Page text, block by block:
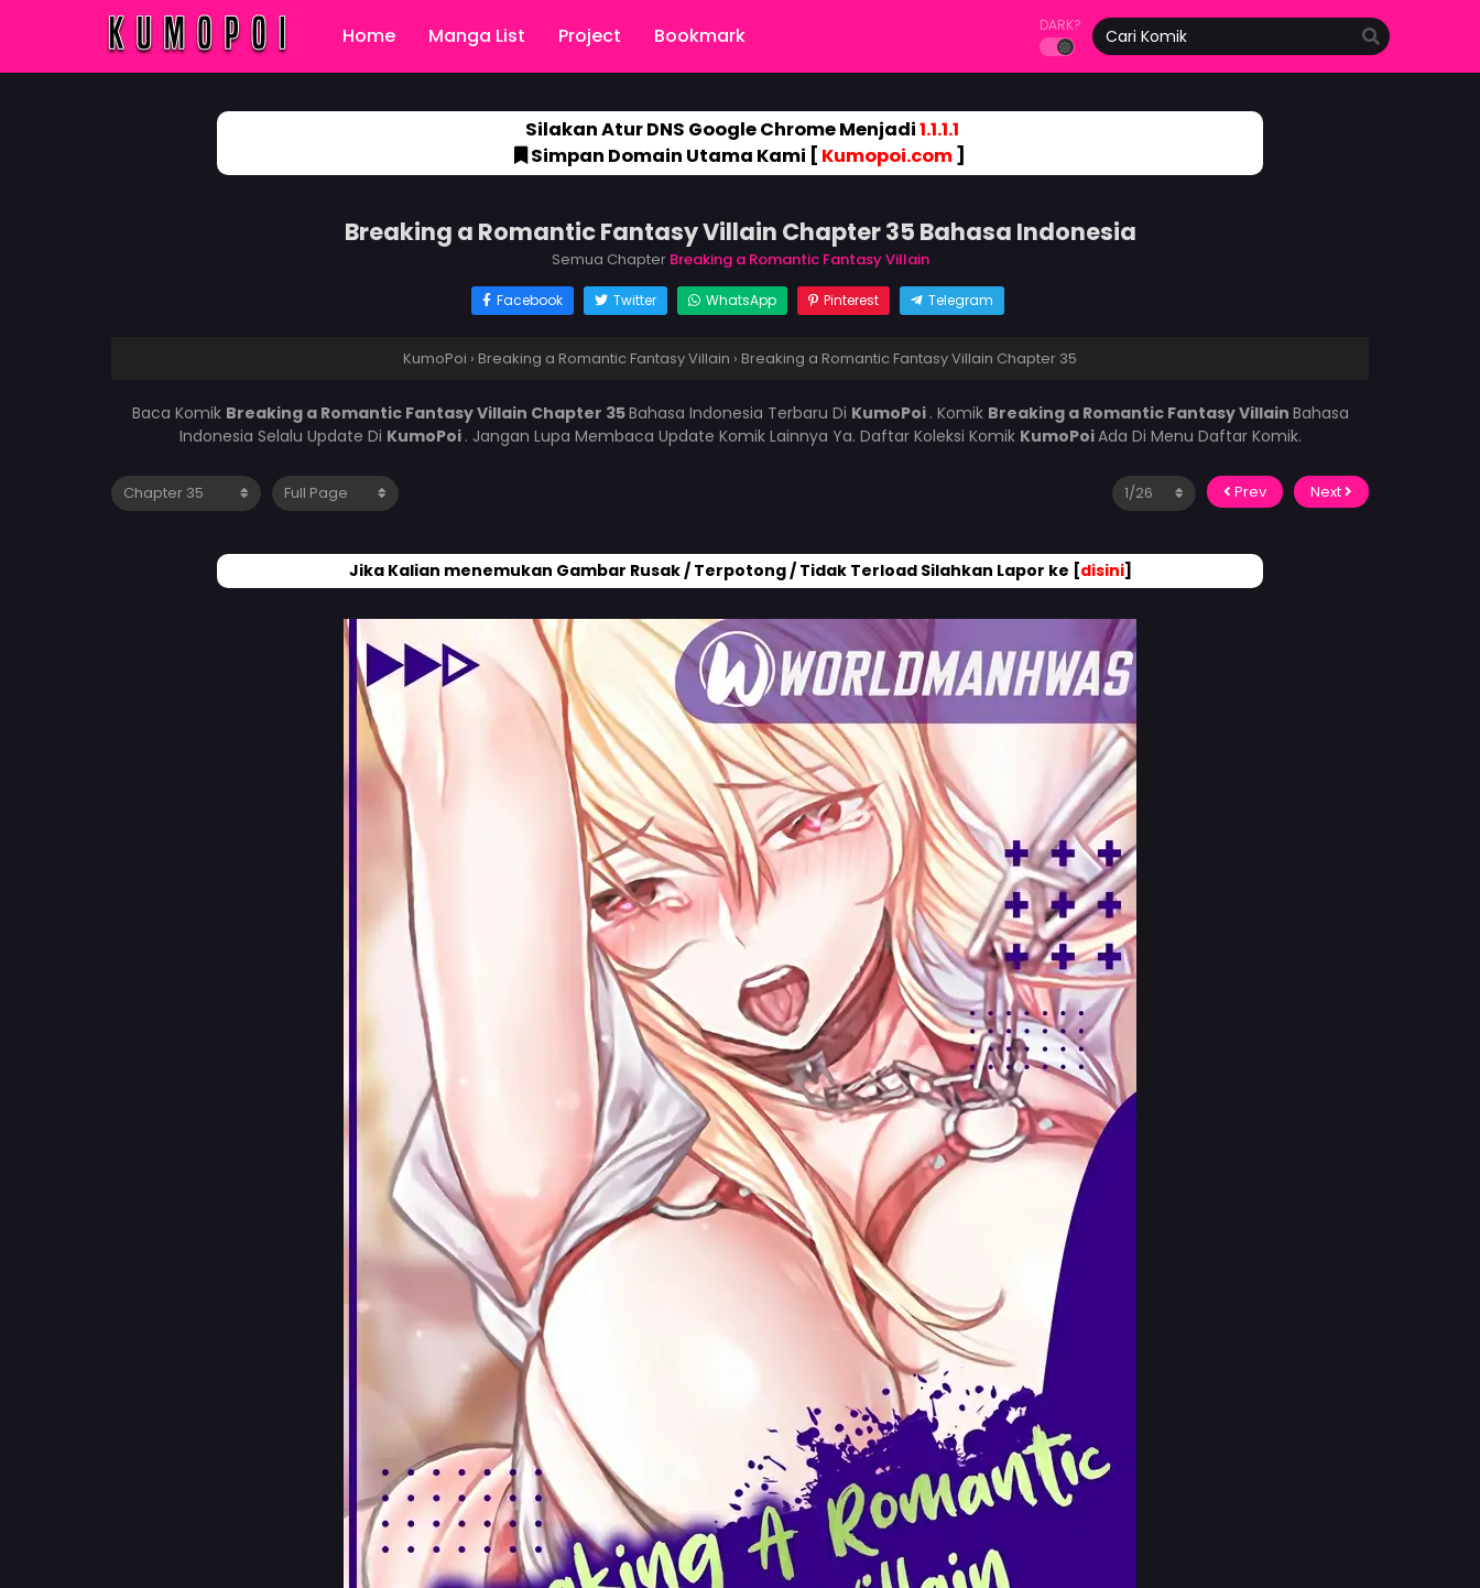
Home Manga List Project Bookmark DARK?
Silakan Atur DNS Google Chrome Menjadi1.1.1.1
Simpan Domain Utama Kami [ Kumopoi.com]
Breaking a Romantic Fantasy Villain Chapter 35 Bahasa Indonesia
Semua Chapter Breaking a Romantic Fantasy Villain
Facebook Twitter WhatsApp Pinterest Telegram
KumoPoi › Breaking a Romantic Fantasy Villain › Breaking a Romantic Fantasy Villain Chapter 35
Baca Komik Breaking a Romantic Fantasy Villain Chapter 35Bahasa Indonesia Terbaru Di KumoPoi . Komik Breaking a Romantic Fantasy Villain Bahasa
Indonesia Selalu Update Di KumoPoi . Jangan Lupa Membaca Update Komik Lainnya Ya. Daftar Koleksi Komik KumoPoiAda Di Menu Daftar Komik.
Prev Next
Jika Kalian menemukan Gambar Rusak / Terpotong / Tidak Terload Silahkan Lapor ke [disini]